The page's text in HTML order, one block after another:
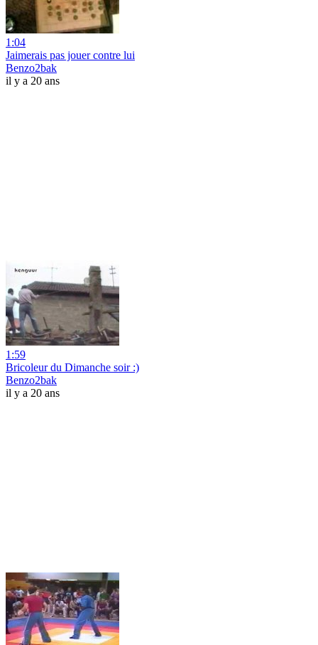
1:04
Jaimerais pas jouer contre lui
Benzo2bak
il y a 20 ans
1:59
Bricoleur du Dimanche soir :)
Benzo2bak
il y a 20 ans